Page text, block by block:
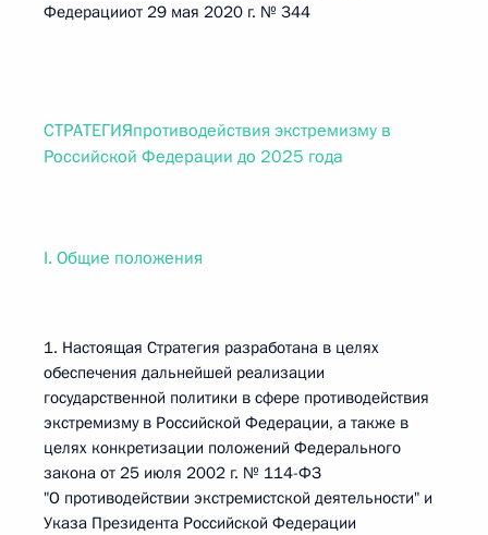
Федерацииот 29 мая 2020 г. № 344
СТРАТЕГИЯпротиводействия экстремизму в
Российской Федерации до 2025 года
I. Общие положения
1. Настоящая Стратегия разработана в целях
обеспечения дальнейшей реализации
государственной политики в сфере противодействия
экстремизму в Российской Федерации, а также в
целях конкретизации положений Федерального
закона от 25 июля 2002 г. № 114-ФЗ
"О противодействии экстремистской деятельности" и
Указа Президента Российской Федерации